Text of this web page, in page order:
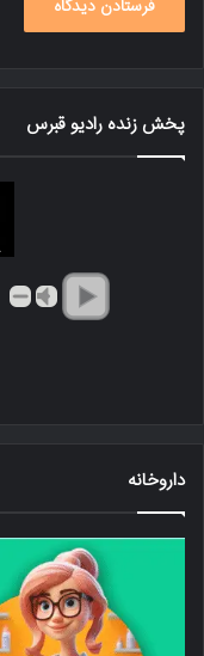
پخش زنده رادیو قبرس
داروخانه